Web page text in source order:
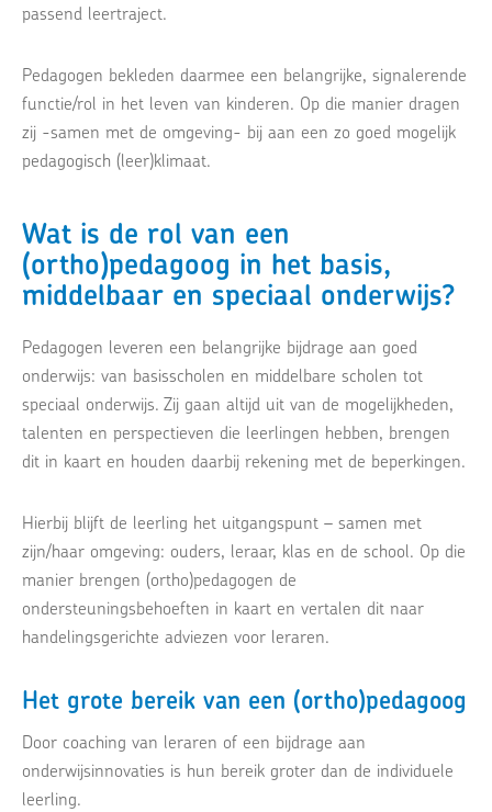
passend leertraject.
Pedagogen bekleden daarmee een belangrijke, signalerende
functie/rol in het leven van kinderen. Op die manier dragen
zij -samen met de omgeving- bij aan een zo goed mogelijk
pedagogisch (leer)klimaat.
Wat is de rol van een
(ortho)pedagoog in het basis,
middelbaar en speciaal onderwijs?
Pedagogen leveren een belangrijke bijdrage aan goed
onderwijs: van basisscholen en middelbare scholen tot
speciaal onderwijs. Zij gaan altijd uit van de mogelijkheden,
talenten en perspectieven die leerlingen hebben, brengen
dit in kaart en houden daarbij rekening met de beperkingen.
Hierbij blijft de leerling het uitgangspunt – samen met
zijn/haar omgeving: ouders, leraar, klas en de school. Op die
manier brengen (ortho)pedagogen de
ondersteuningsbehoeften in kaart en vertalen dit naar
handelingsgerichte adviezen voor leraren.
Het grote bereik van een (ortho)pedagoog
Door coaching van leraren of een bijdrage aan
onderwijsinnovaties is hun bereik groter dan de individuele
leerling.